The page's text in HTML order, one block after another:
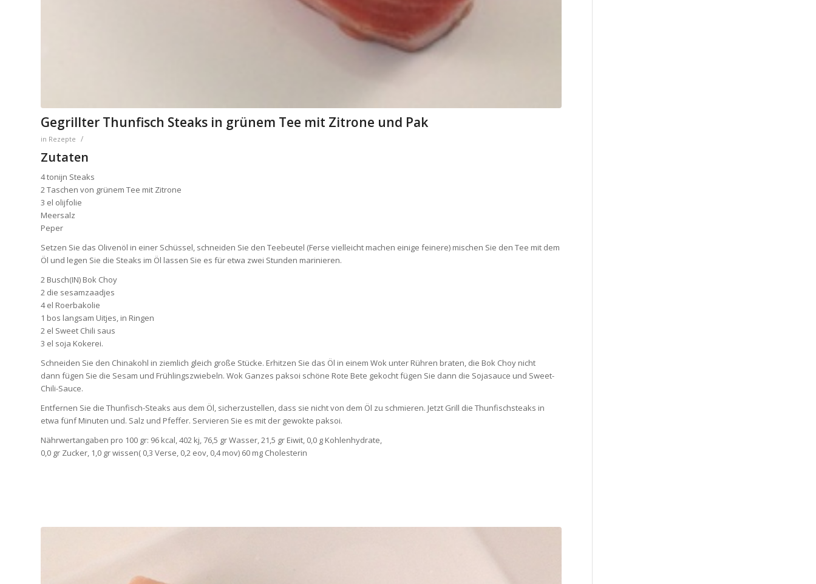
Gegrillter Thunfisch Steaks in grünem Tee mit Zitrone und Pak
in Rezepte /
Zutaten
4 tonijn Steaks
2 Taschen von grünem Tee mit Zitrone
3 el olijfolie
Meersalz
Peper
Setzen Sie das Olivenöl in einer Schüssel, schneiden Sie den Teebeutel (Ferse vielleicht machen einige feinere) mischen Sie den Tee mit dem
Öl und legen Sie die Steaks im Öl lassen Sie es für etwa zwei Stunden marinieren.
2 Busch(IN) Bok Choy
2 die sesamzaadjes
4 el Roerbakolie
1 bos langsam Uitjes, in Ringen
2 el Sweet Chili saus
3 el soja Kokerei.
Schneiden Sie den Chinakohl in ziemlich gleich große Stücke. Erhitzen Sie das Öl in einem Wok unter Rühren braten, die Bok Choy nicht
dann fügen Sie die Sesam und Frühlingszwiebeln. Wok Ganzes paksoi schöne Rote Bete gekocht fügen Sie dann die Sojasauce und Sweet-
Chili-Sauce.
Entfernen Sie die Thunfisch-Steaks aus dem Öl, sicherzustellen, dass sie nicht von dem Öl zu schmieren. Jetzt Grill die Thunfischsteaks in
etwa fünf Minuten und. Salz und Pfeffer. Servieren Sie es mit der gewokte paksoi.
Nährwertangaben pro 100 gr: 96 kcal, 402 kj, 76,5 gr Wasser, 21,5 gr Eiwit, 0,0 g Kohlenhydrate,
0,0 gr Zucker, 1,0 gr wissen( 0,3 Verse, 0,2 eov, 0,4 mov) 60 mg Cholesterin